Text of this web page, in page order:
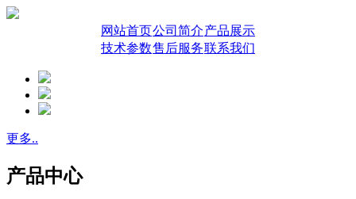
网站首页公司简介产品展示
技术参数售后服务联系我们
更多..
产品中心